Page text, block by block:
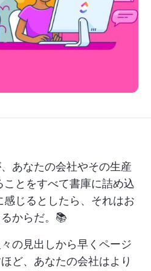
あなたの会社やその生産
とをすべて書庫に詰め込
じるとしたら、それはお
からだ。📚
の見出しから早くページ
ど、あなたの会社はより